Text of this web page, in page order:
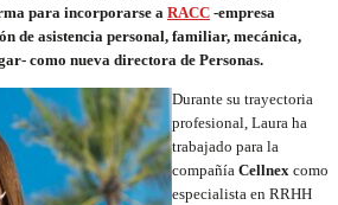
para incorporarse a RACC -empresa
de asistencia personal, familiar, mecánica,
como nueva directora de Personas.
Durante su trayectoria
profesional, Laura ha
trabajado para la
compañía Cellnex como
especialista en RRHH